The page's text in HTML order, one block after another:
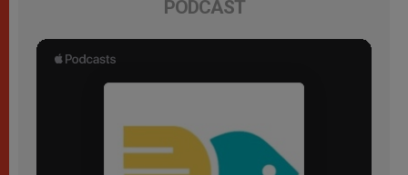
PODCAST